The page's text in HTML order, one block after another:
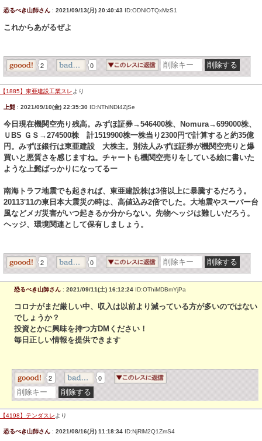
恐るべき山師さん : 2021/09/13(月) 20:40:43 ID:ODNlOTQxMzS1
これからあがるぜよ
2 0
【1885】東亜建設工業スレ より
上髭 : 2021/09/10(金) 22:35:30 ID:NThlNDI4ZjSe
今日現在機関空売り残高。みずほ証券→546400株、Nomura→699000株、
ＵBS ＧＳ→274500株 計1519900株一株当り2300円で計算すると約35億
円。みずほ銀行は東亜建設 大株主。別法人みずほ証券が機関空売りと爆
買いと悪質さを感じますね。チャートも機関空売りをしている絵に書いた
ような上髭ばっかりになってるー
南海トラフ地震でも起きれば、東亜建設株は3倍以上に暴騰するだろう。
20113'11の東日本大震災の時は、高値込み2倍でした。大地震やスーパー台
風などメガ災害がいつ起きるか分からない。先物ヘッジは難しいだろう。
ヘッジ、環境関連として保有しましょう。
2 0
恐るべき山師さん : 2021/09/11(土) 16:12:24 ID:OThiMDBmYjPa
コロナがまだ厳しい中、収入は以前より減っている方が多いのではない
でしょうか？
投資とかに興味を持つ方DMください！
毎日正しい情報を提供できます
2 0
【4198】テンダスレ より
恐るべき山師さん : 2021/08/16(月) 11:18:34 ID:NjRlM2Q1ZmS4